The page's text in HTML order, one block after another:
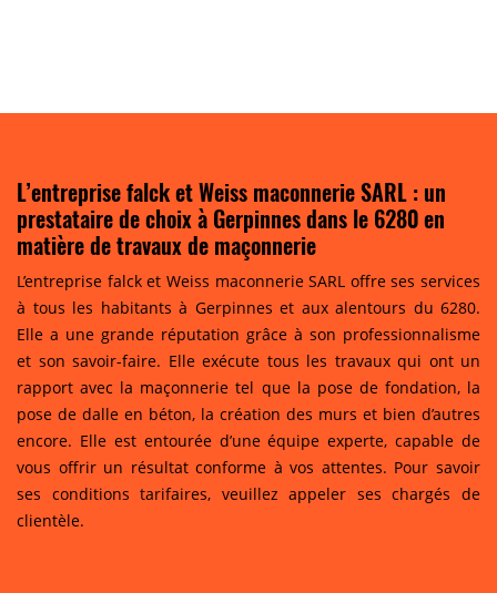
L’entreprise falck et Weiss maconnerie SARL : un
prestataire de choix à Gerpinnes dans le 6280 en
matière de travaux de maçonnerie
L’entreprise falck et Weiss maconnerie SARL offre ses services
à tous les habitants à Gerpinnes et aux alentours du 6280.
Elle a une grande réputation grâce à son professionnalisme
et son savoir-faire. Elle exécute tous les travaux qui ont un
rapport avec la maçonnerie tel que la pose de fondation, la
pose de dalle en béton, la création des murs et bien d’autres
encore. Elle est entourée d’une équipe experte, capable de
vous offrir un résultat conforme à vos attentes. Pour savoir
ses conditions tarifaires, veuillez appeler ses chargés de
clientèle.